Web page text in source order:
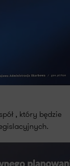
, który będzie